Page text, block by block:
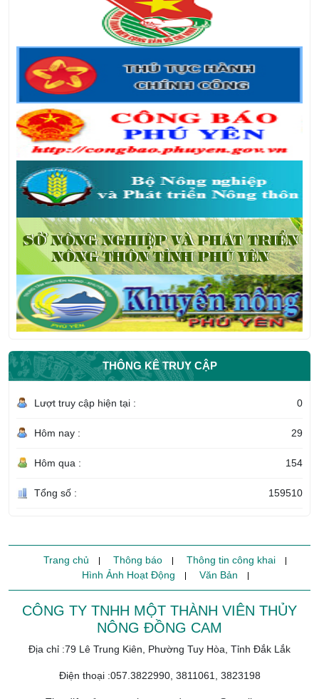
THÔNG KÊ TRUY CẬP
Lượt truy cập hiện tại : 0
Hôm nay : 29
Hôm qua : 154
Tổng số : 159510
Trang chủ Thông báo
Thông tin công khai
Hình Ảnh Hoạt Động
Văn Bản
CÔNG TY TNHH MỘT THÀNH VIÊN THỦY
NÔNG ĐỒNG CAM
Địa chỉ :79 Lê Trung Kiên, Phường Tuy Hòa, Tỉnh Đắk Lắk
Điện thoại :057.3822990, 3811061, 3823198